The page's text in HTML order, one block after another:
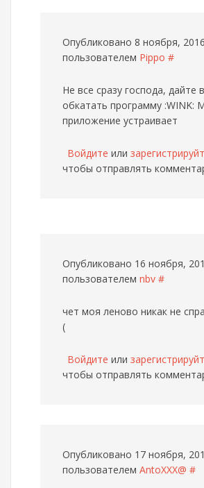
Опубликовано 8 ноября,
пользователем Pippo #
Не все сразу господа, дайте
обкатать программу :WINK:
приложение устраивает
Войдите или
чтобы отправлять
Опубликовано 16 ноября,
пользователем nbv #
чет моя леново никак не
(
Войдите или
чтобы отправлять
Опубликовано 17 ноября,
пользователем AntoXXX@ #